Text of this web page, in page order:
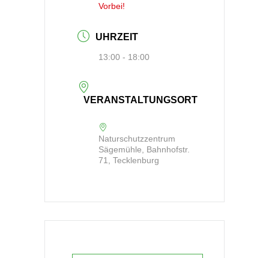
Vorbei!
UHRZEIT
13:00 - 18:00
VERANSTALTUNGSORT
Naturschutzzentrum
Sägemühle, Bahnhofstr.
71, Tecklenburg